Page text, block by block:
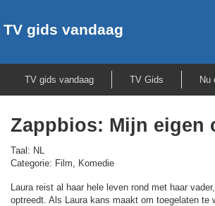
TV gids vandaag
TV gids vandaag TV Gids Nu
Zappbios: Mijn eigen
Taal: NL
Categorie: Film, Komedie
Laura reist al haar hele leven rond met haar
optreedt. Als Laura kans maakt om toegelaten te